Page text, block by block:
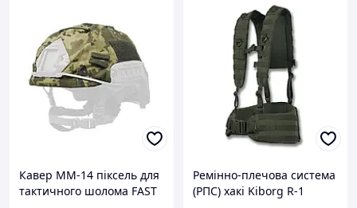
Кавер MM-14 піксель для
тактичного шолома FAST
Ремінно-плечова система
(РПС) хакі Kiborg R-1